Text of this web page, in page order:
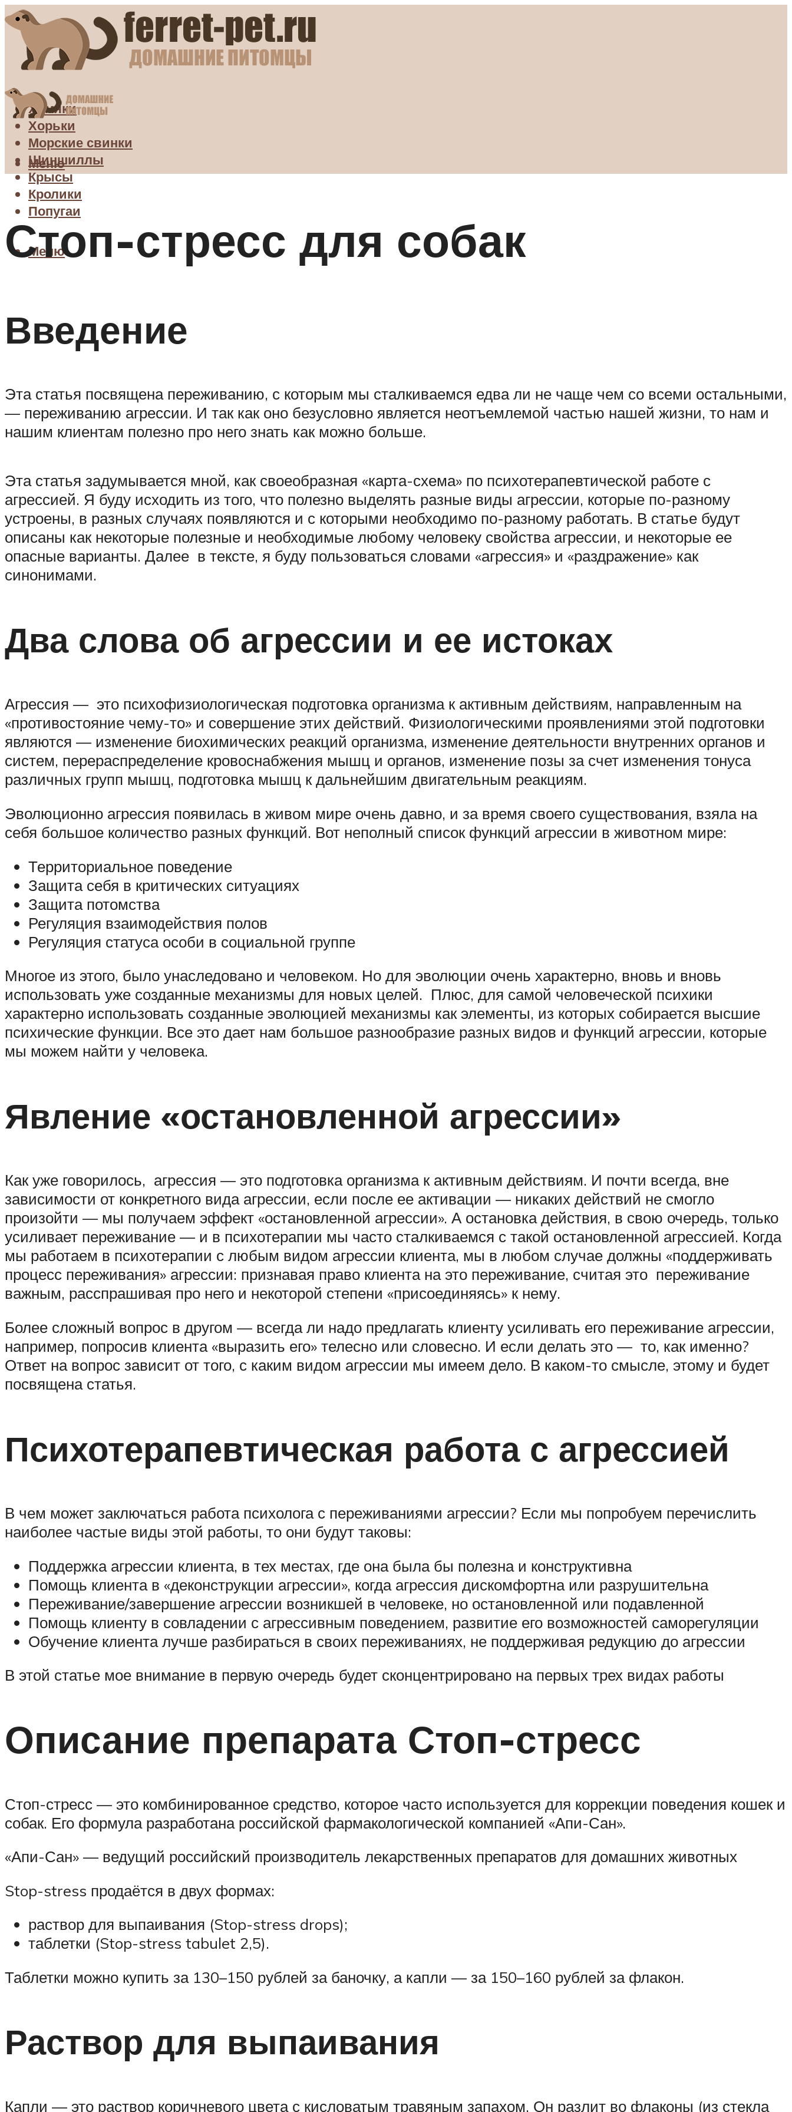
Хомяки
Хорьки
Морские свинки
Шиншиллы
Крысы
Кролики
Попугаи
Меню
Меню
Стоп-стресс для собак
Введение
Эта статья посвящена переживанию, с которым мы сталкиваемся едва ли не чаще чем со всеми остальными,
— переживанию агрессии. И так как оно безусловно является неотъемлемой частью нашей жизни, то нам и
нашим клиентам полезно про него знать как можно больше.
Эта статья задумывается мной, как своеобразная «карта-схема» по психотерапевтической работе с
агрессией. Я буду исходить из того, что полезно выделять разные виды агрессии, которые по-разному
устроены, в разных случаях появляются и с которыми необходимо по-разному работать. В статье будут
описаны как некоторые полезные и необходимые любому человеку свойства агрессии, и некоторые ее
опасные варианты. Далее в тексте, я буду пользоваться словами «агрессия» и «раздражение» как
синонимами.
Два слова об агрессии и ее истоках
Агрессия — это психофизиологическая подготовка организма к активным действиям, направленным на
«противостояние чему-то» и совершение этих действий. Физиологическими проявлениями этой подготовки
являются — изменение биохимических реакций организма, изменение деятельности внутренних органов и
систем, перераспределение кровоснабжения мышц и органов, изменение позы за счет изменения тонуса
различных групп мышц, подготовка мышц к дальнейшим двигательным реакциям.
Эволюционно агрессия появилась в живом мире очень давно, и за время своего существования, взяла на
себя большое количество разных функций. Вот неполный список функций агрессии в животном мире:
Территориальное поведение
Защита себя в критических ситуациях
Защита потомства
Регуляция взаимодействия полов
Регуляция статуса особи в социальной группе
Многое из этого, было унаследовано и человеком. Но для эволюции очень характерно, вновь и вновь
использовать уже созданные механизмы для новых целей. Плюс, для самой человеческой психики
характерно использовать созданные эволюцией механизмы как элементы, из которых собирается высшие
психические функции. Все это дает нам большое разнообразие разных видов и функций агрессии, которые
мы можем найти у человека.
Явление «остановленной агрессии»
Как уже говорилось, агрессия — это подготовка организма к активным действиям. И почти всегда, вне
зависимости от конкретного вида агрессии, если после ее активации — никаких действий не смогло
произойти — мы получаем эффект «остановленной агрессии». А остановка действия, в свою очередь, только
усиливает переживание — и в психотерапии мы часто сталкиваемся с такой остановленной агрессией. Когда
мы работаем в психотерапии с любым видом агрессии клиента, мы в любом случае должны «поддерживать
процесс переживания» агрессии: признавая право клиента на это переживание, считая это переживание
важным, расспрашивая про него и некоторой степени «присоединяясь» к нему.
Более сложный вопрос в другом — всегда ли надо предлагать клиенту усиливать его переживание агрессии,
например, попросив клиента «выразить его» телесно или словесно. И если делать это — то, как именно?
Ответ на вопрос зависит от того, с каким видом агрессии мы имеем дело. В каком-то смысле, этому и будет
посвящена статья.
Психотерапевтическая работа с агрессией
В чем может заключаться работа психолога с переживаниями агрессии? Если мы попробуем перечислить
наиболее частые виды этой работы, то они будут таковы:
Поддержка агрессии клиента, в тех местах, где она была бы полезна и конструктивна
Помощь клиента в «деконструкции агрессии», когда агрессия дискомфортна или разрушительна
Переживание/завершение агрессии возникшей в человеке, но остановленной или подавленной
Помощь клиенту в совладении с агрессивным поведением, развитие его возможностей саморегуляции
Обучение клиента лучше разбираться в своих переживаниях, не поддерживая редукцию до агрессии
В этой статье мое внимание в первую очередь будет сконцентрировано на первых трех видах работы
Описание препарата Стоп-стресс
Стоп-стресс — это комбинированное средство, которое часто используется для коррекции поведения кошек и
собак. Его формула разработана российской фармакологической компанией «Апи-Сан».
«Апи-Сан» — ведущий российский производитель лекарственных препаратов для домашних животных
Stop-stress продаётся в двух формах:
раствор для выпаивания (Stop-stress drops);
таблетки (Stop-stress tabulet 2,5).
Таблетки можно купить за 130–150 рублей за баночку, а капли — за 150–160 рублей за флакон.
Раствор для выпаивания
Капли — это раствор коричневого цвета с кисловатым травяным запахом. Он разлит во флаконы (из стекла